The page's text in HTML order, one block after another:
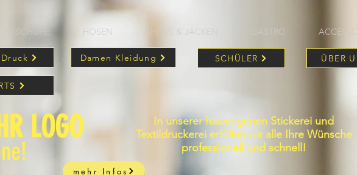
SCHUHE HOSEN SHIRTS & JACKEN GASTRO
Damen Kleidung ÜBER
SCHÜLER
LOGO
mehr Infos
In unserer hauseigenen Stickerei und
Textildruckerei erfüllen wir alle Ihre Wünsche
professionell und schnell!